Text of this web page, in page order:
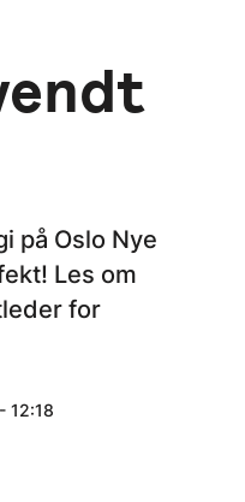
på Oslo Nye
Les om
for
12:18